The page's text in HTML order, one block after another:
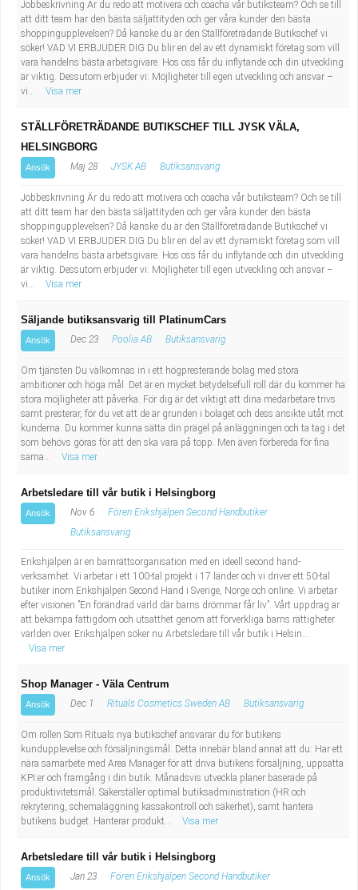
Industriell tillverkning
Installation, drift, underhåll
Kropps- och skönhetsvård
Kultur, media, design
Militärt arbete
Naturbruk
Naturvetenskapligt arbete
Pedagogiskt arbete
Sanering och renhållning
Socialt arbete
Säkerhetsarbete
Tekniskt arbete
Transport
Behandlingsassistent/Socialpedagog
Tandsköterska
Budbilsförare
Tidningsbud/Tidningsdistributör
Lärare i fritidshem/Fritidspedagog
Taxiförare/Taxichaufför
Läkarsekreterare/Vårdadmin/Medicinsk
sekreterare
Lastbilsförare m.fl.
Fastighetsskötare
Informatör/Kommunikatör
Brevbärare
Sjuksköterska, grundutbildad
Kock, storhushåll
Undersköterska, vård- o specialavd. o mottagning
Bibliotekarie
Administrativ assistent
Lärare i gymnasiet
Jobbeskrivning Är du redo att motivera och coacha vår butiksteam? Och se till
att ditt team har den bästa säljattityden och ger våra kunder den bästa
shoppingupplevelsen? Då kanske du är den Ställföreträdande Butikschef vi
söker! VAD VI ERBJUDER DIG Du blir en del av ett dynamiskt företag som vill
vara handelns bästa arbetsgivare. Hos oss får du inflytande och din utveckling
är viktig. Dessutom erbjuder vi: Möjligheter till egen utveckling och ansvar –
vi...
Visa mer
STÄLLFÖRETRÄDANDE BUTIKSCHEF TILL JYSK VÄLA,
HELSINGBORG
Ansök Maj 28 JYSK AB Butiksansvarig
Jobbeskrivning Är du redo att motivera och coacha vår butiksteam? Och se till
att ditt team har den bästa säljattityden och ger våra kunder den bästa
shoppingupplevelsen? Då kanske du är den Ställföreträdande Butikschef vi
söker! VAD VI ERBJUDER DIG Du blir en del av ett dynamiskt företag som vill
vara handelns bästa arbetsgivare. Hos oss får du inflytande och din utveckling
är viktig. Dessutom erbjuder vi: Möjligheter till egen utveckling och ansvar –
vi...
Visa mer
Säljande butiksansvarig till PlatinumCars
Ansök Dec 23 Poolia AB Butiksansvarig
Om tjänsten Du välkomnas in i ett högpresterande bolag med stora
ambitioner och höga mål. Det är en mycket betydelsefull roll där du kommer ha
stora möjligheter att påverka. För dig är det viktigt att dina medarbetare trivs
samt presterar, för du vet att de är grunden i bolaget och dess ansikte utåt mot
kunderna. Du kommer kunna sätta din prägel på anläggningen och ta tag i det
som behövs göras för att den ska vara på topp. Men även förbereda för fina
sama...
Visa mer
Arbetsledare till vår butik i Helsingborg
Ansök Nov 6
Fören Erikshjälpen Second Handbutiker
Butiksansvarig
Erikshjälpen är en barnrättsorganisation med en ideell second hand-
verksamhet. Vi arbetar i ett 100-tal projekt i 17 länder och vi driver ett 50-tal
butiker inom Erikshjälpen Second Hand i Sverige, Norge och online. Vi arbetar
efter visionen ”En förändrad värld där barns drömmar får liv”. Vårt uppdrag är
att bekämpa fattigdom och utsatthet genom att förverkliga barns rättigheter
världen över. Erikshjälpen söker nu Arbetsledare till vår butik i Helsin...
Visa mer
Shop Manager - Väla Centrum
Ansök Dec 1 Rituals Cosmetics Sweden AB Butiksansvarig
Om rollen Som Rituals nya butikschef ansvarar du för butikens
kundupplevelse och försäljningsmål. Detta innebär bland annat att du: Har ett
nära samarbete med Area Manager för att driva butikens försäljning, uppsatta
KPI:er och framgång i din butik. Månadsvis utveckla planer baserade på
produktivitetsmål. Säkerställer optimal butiksadministration (HR och
rekrytering, schemaläggning kassakontroll och säkerhet), samt hantera
butikens budget. Hanterar produkt...
Visa mer
Arbetsledare till vår butik i Helsingborg
Ansök Jan 23
Fören Erikshjälpen Second Handbutiker